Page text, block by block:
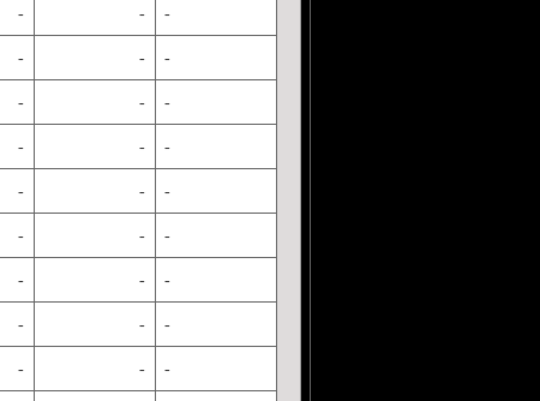
- - -
- - -
- - -
- - -
- - -
- - -
- - -
- - -
- - -